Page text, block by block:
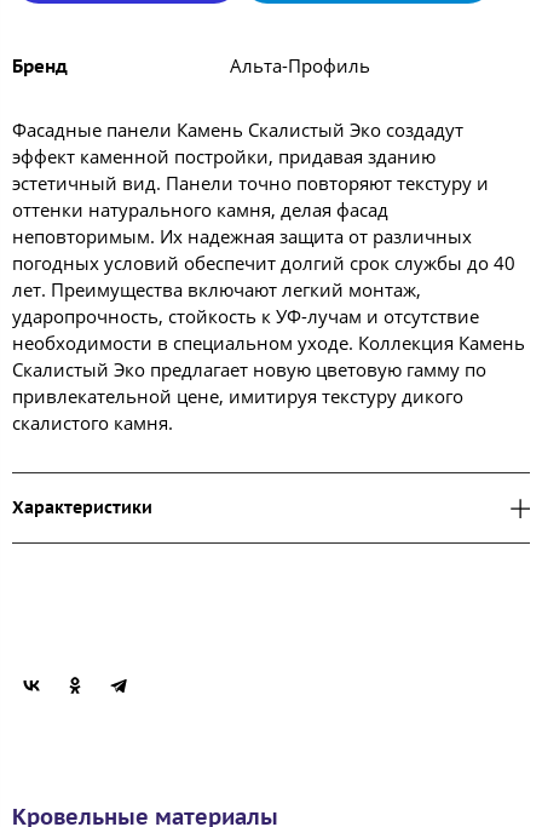
Бренд Альта-Профиль
Фасадные панели Камень Скалистый Эко создадут
эффект каменной постройки, придавая зданию
эстетичный вид. Панели точно повторяют текстуру и
оттенки натурального камня, делая фасад
неповторимым. Их надежная защита от различных
погодных условий обеспечит долгий срок службы до 40
лет. Преимущества включают легкий монтаж,
ударопрочность, стойкость к УФ-лучам и отсутствие
необходимости в специальном уходе. Коллекция Камень
Скалистый Эко предлагает новую цветовую гамму по
привлекательной цене, имитируя текстуру дикого
скалистого камня.
Характеристики
Кровельные материалы